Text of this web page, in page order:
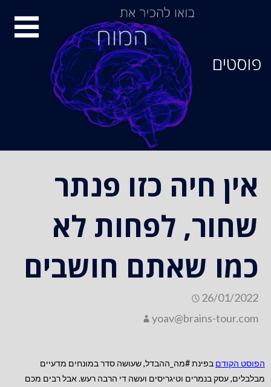
פוסטים
אין חיה כזו פנתר
שחור, לפחות לא
כמו שאתם חושבים
26/01/2022
yoav@brains-tour.com
הפוסט הקודם בפינת #מה_ההבדל, שעושה סדר במונחים מדעיים
מבלבלים, עסק בנמרים וטיגריסים ועשה די הרבה רעש. אבל רבים מכם